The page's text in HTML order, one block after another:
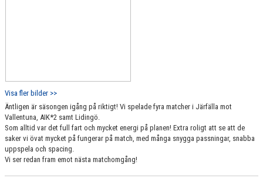
Visa fler bilder >>
Äntligen är säsongen igång på riktigt! Vi spelade fyra matcher i Järfälla mot
Vallentuna, AIK*2 samt Lidingö.
Som alltid var det full fart och mycket energi på planen! Extra roligt att se att de
saker vi övat mycket på fungerar på match, med många snygga passningar, snabba
uppspela och spacing.
Vi ser redan fram emot nästa matchomgång!